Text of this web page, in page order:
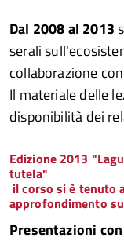
Dal 2008 al 2013
serali
collaborazione
Il materiale delle
disponibilità dei
Edizione 2013
tutela"
il corso si è tenuto
approfondimento
Presentazioni